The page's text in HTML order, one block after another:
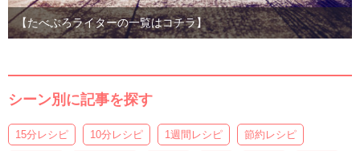
【たべぷろライターの一覧はコチラ】
シーン別に記事を探す
15分レシピ 10分レシピ 1週間レシピ 節約レシピ